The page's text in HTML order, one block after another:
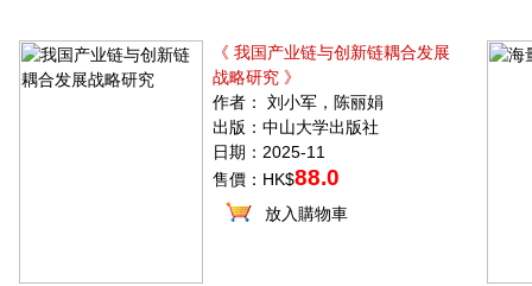
《 我国产业链与创新链耦合发展
战略研究 》
作者： 刘小军，陈丽娟
出版：中山大学出版社
日期：2025-11
售價：HK$88.0
放入購物車